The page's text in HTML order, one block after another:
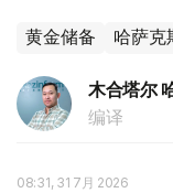
黄金储备 哈萨克
木合塔尔
编译
08:31, 31 7月 2026